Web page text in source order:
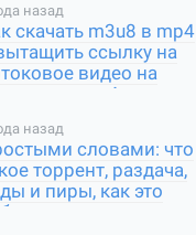
назад
скачать m3u8 в mp4
ссылку на
видео на
и Андроид
назад
словами: что
торрент, раздача,
и пиры, как это